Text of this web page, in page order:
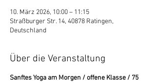
10. März 2026, 10:00 – 11:15
Straßburger Str. 14, 40878 Ratingen,
Deutschland
Über die Veranstaltung
Sanftes Yoga am Morgen / offene Klasse / 75